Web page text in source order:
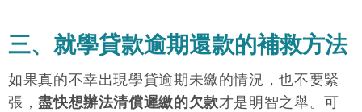
三、就學貸款逾期還款的補救方法
如果真的不幸出現學貸逾期未繳的情況，也不要緊
張，盡快想辦法清償遲繳的欠款才是明智之舉。可